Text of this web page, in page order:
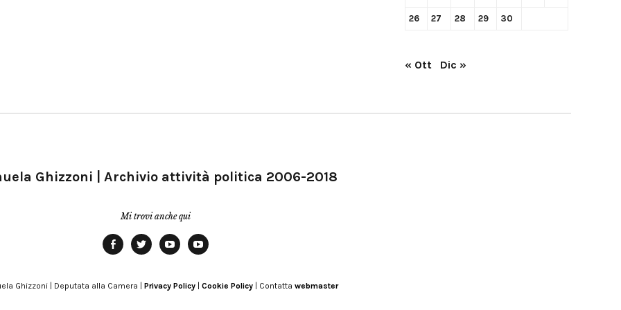
26 27 28 29 30
« Ott Dic »
Ghizzoni | Archivio attività politica 2006-2018
Mi trovi anche qui
Modena
Ghizzoni | Deputata alla Camera | Privacy Policy Cookie Policy | Contatta webmaster